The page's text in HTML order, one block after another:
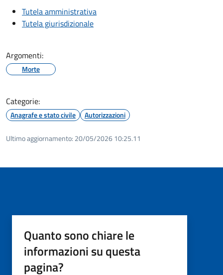
Tutela amministrativa
Tutela giurisdizionale
Argomenti:
Morte
Categorie:
Anagrafe e stato civile Autorizzazioni
Ultimo aggiornamento: 20/05/2026 10:25.11
Quanto sono chiare le
informazioni su questa
pagina?